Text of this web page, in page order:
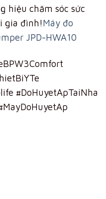
hiệu chăm sóc sức
gia đình!Máy đo
JPD-HWA10
#DoHuyetApTaiNha